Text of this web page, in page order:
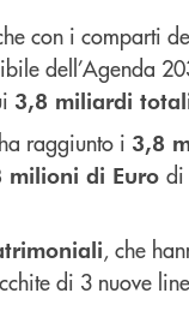
con i comparti
dell’Agenda
3,8 miliardi
raggiunto i 3,8
milioni di Euro di
, che
di 3 nuove